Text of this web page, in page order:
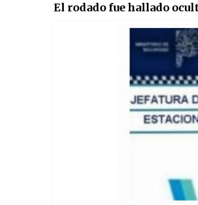
El rodado fue hallado